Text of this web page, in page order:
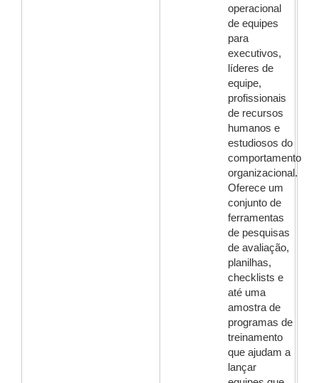
operacional
de equipes
para
executivos,
líderes de
equipe,
profissionais
de recursos
humanos e
estudiosos do
comportamento
organizacional.
Oferece um
conjunto de
ferramentas
de pesquisas
de avaliação,
planilhas,
checklists e
até uma
amostra de
programas de
treinamento
que ajudam a
lançar